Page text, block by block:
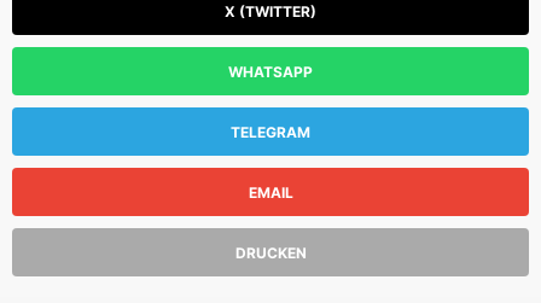
X (TWITTER)
WHATSAPP
TELEGRAM
EMAIL
DRUCKEN